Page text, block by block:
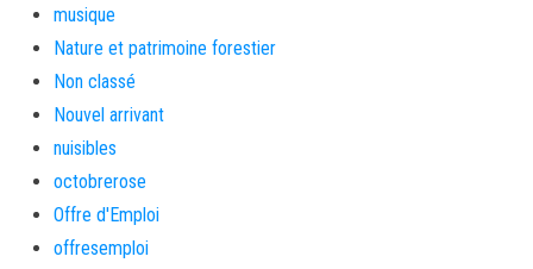
musique
Nature et patrimoine forestier
Non classé
Nouvel arrivant
nuisibles
octobrerose
Offre d'Emploi
offresemploi